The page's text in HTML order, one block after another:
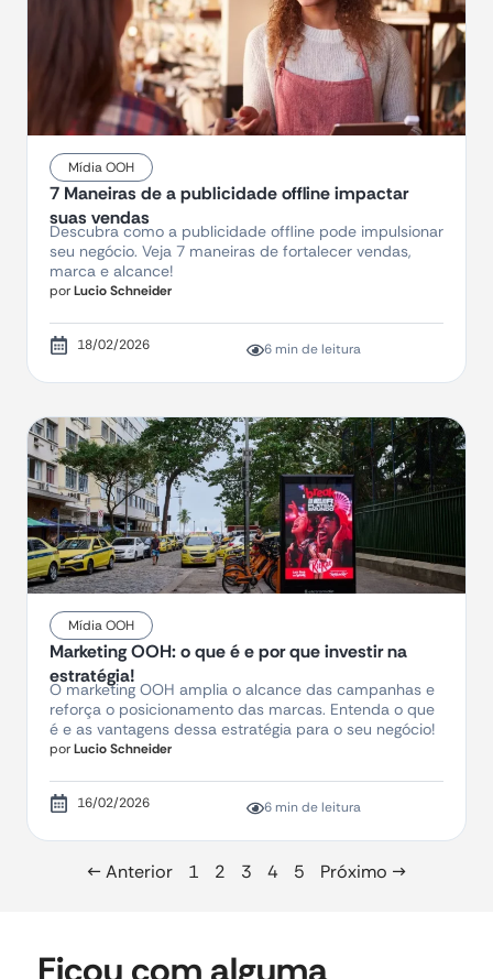
Mídia OOH
7 Maneiras de a publicidade offline impactar
suas vendas
Descubra como a publicidade offline pode impulsionar
seu negócio. Veja 7 maneiras de fortalecer vendas,
marca e alcance!
porLucio Schneider
18/02/2026 6 min de leitura
Mídia OOH
Marketing OOH: o que é e por que investir na
estratégia!
O marketing OOH amplia o alcance das campanhas e
reforça o posicionamento das marcas. Entenda o que
é e as vantagens dessa estratégia para o seu negócio!
porLucio Schneider
16/02/2026 6 min de leitura
← Anterior 1 2 3 4 5 Próximo →